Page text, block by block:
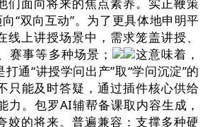
“双向互动”。为了更具体地申明平
线上讲授场景中，需求笼盖讲授、
赛事等多种场景；
这意味着，
通“讲授学问出产”取“学问沉淀”的
只能及时答疑，通过插件核心供给
力。包罗AI辅帮备课取内容生成，
姣的将来。普遍兼容：支撑多种硬